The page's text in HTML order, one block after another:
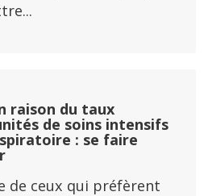
raison du taux
de soins intensifs
: se faire
de ceux qui préfèrent